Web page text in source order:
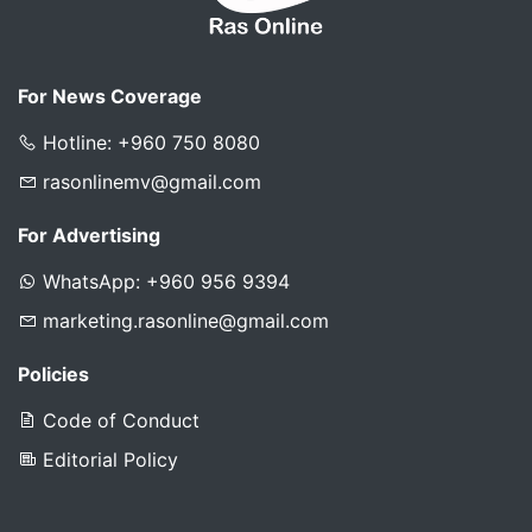
For News Coverage
Hotline: +960 750 8080
rasonlinemv@gmail.com
For Advertising
WhatsApp: +960 956 9394
marketing.rasonline@gmail.com
Policies
Code of Conduct
Editorial Policy